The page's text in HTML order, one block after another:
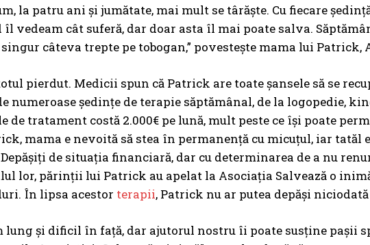
la patru ani și jumătate, mai mult se târăște. Cu fiecare
vedeam cât suferă, dar doar asta îl mai poate salva.
câteva trepte pe tobogan,” povestește mama lui Patrick,
pierdut. Medicii spun că Patrick are toate șansele să se
numeroase ședințe de terapie săptămânal, de la logopedie,
de tratament costă 2.000€ pe lună, mult peste ce își poate
mama e nevoită să stea în permanență cu micuțul, iar
de situația financiară, dar cu determinarea de a nu
lor, părinții lui Patrick au apelat la Asociația Salvează o
În lipsa acestor terapii, Patrick nu ar putea depăși
lung și dificil în față, dar ajutorul nostru îi poate susține pașii